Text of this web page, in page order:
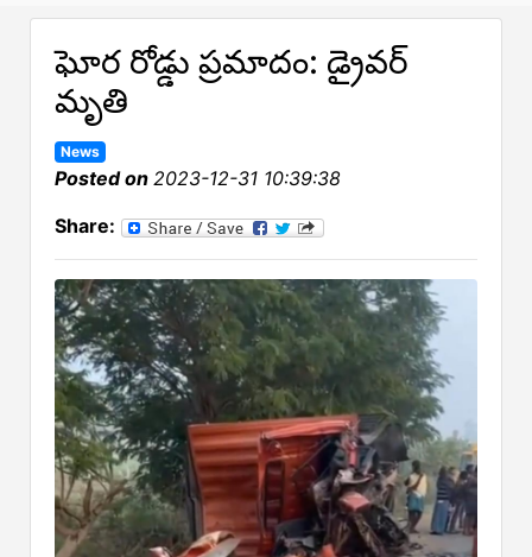
ఘోర రోడ్డు ప్రమాదం: డ్రైవర్
మృతి
News
Posted on 2023-12-31 10:39:38
Share: